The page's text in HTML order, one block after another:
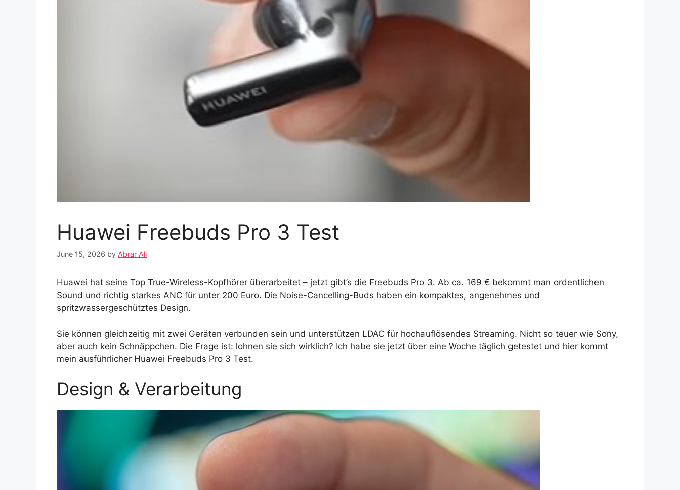
Huawei Freebuds Pro 3 Test
June 15, 2026 by Abrar Ali
Huawei hat seine Top True-Wireless-Kopfhörer überarbeitet – jetzt gibt’s die Freebuds Pro 3. Ab ca. 169 € bekommt man ordentlichen
Sound und richtig starkes ANC für unter 200 Euro. Die Noise-Cancelling-Buds haben ein kompaktes, angenehmes und
spritzwassergeschütztes Design.
Sie können gleichzeitig mit zwei Geräten verbunden sein und unterstützen LDAC für hochauflösendes Streaming. Nicht so teuer wie Sony,
aber auch kein Schnäppchen. Die Frage ist: lohnen sie sich wirklich? Ich habe sie jetzt über eine Woche täglich getestet und hier kommt
mein ausführlicher Huawei Freebuds Pro 3 Test.
Design & Verarbeitung